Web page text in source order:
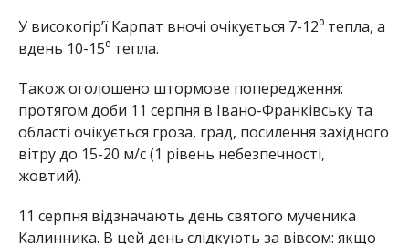
У високогір’ї Карпат вночі очікується 7-12⁰ тепла, а
вдень 10-15⁰ тепла.
Також оголошено штормове попередження:
протягом доби 11 серпня в Івано-Франківську та
області очікується гроза, град, посилення західного
вітру до 15-20 м/с (1 рівень небезпечності,
жовтий).
11 серпня відзначають день святого мученика
Калинника. В цей день слідкують за вівсом: якщо